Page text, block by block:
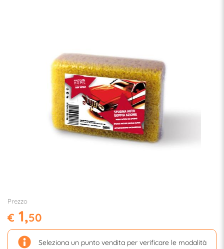
Prezzo
€ 1,50
Seleziona un punto vendita per verificare le modalità